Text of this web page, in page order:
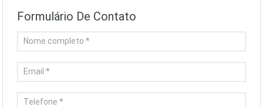
Formulário De Contato